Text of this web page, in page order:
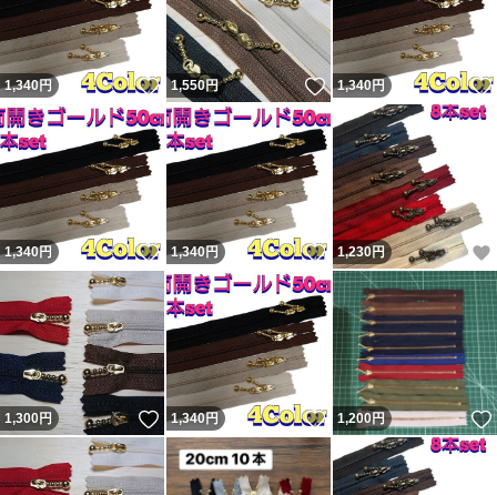
1,340円 いいね！
1,550円 いいね！
1,340円
1,340円 いいね！
1,340円 いいね！
1,230円
1,300円 いいね！
1,340円 いいね！
1,200円